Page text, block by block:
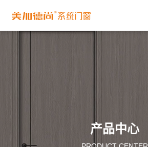
产品中心